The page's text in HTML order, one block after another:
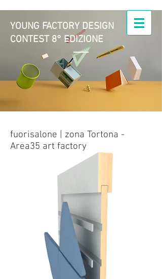
Young Factory Design |
il Design nell'azienda
YOUNG FACTORY DESIGN
CONTEST 8° EDIZIONE
fuorisalone | zona Tortona -
Area35 art factory